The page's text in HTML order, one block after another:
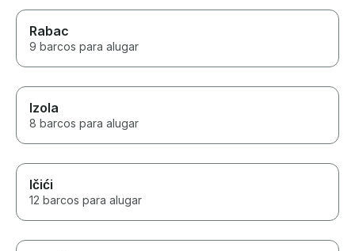
Rabac
9 barcos para alugar
Izola
8 barcos para alugar
Ičići
12 barcos para alugar